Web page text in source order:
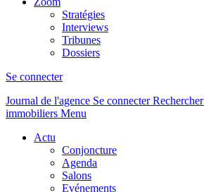
Stratégies
Interviews
Tribunes
Dossiers
Se connecter
Journal de l'agence Se connecterRechercher
immobiliers Menu
Actu
Conjoncture
Agenda
Salons
Evénements